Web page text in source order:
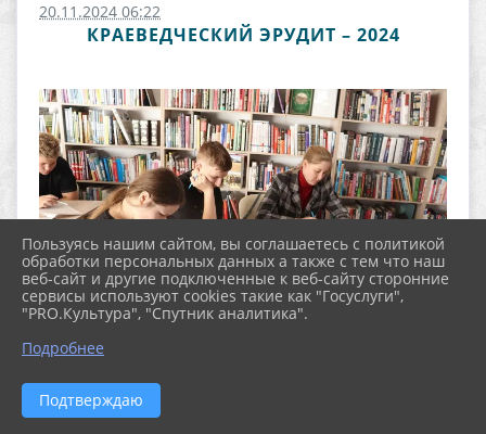
20.11.2024 06:22
КРАЕВЕДЧЕСКИЙ ЭРУДИТ – 2024
Пользуясь нашим сайтом, вы соглашаетесь с политикой
обработки персональных данных а также с тем что наш
веб-сайт и другие подключенные к веб-сайту сторонние
сервисы используют cookies такие как "Госуслуги",
"PRO.Культура", "Спутник аналитика".
Подробнее
Подтверждаю